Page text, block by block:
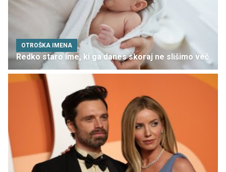
OTROŠKA IMENA
Redko staro ime, ki ga danes skoraj ne slišimo več